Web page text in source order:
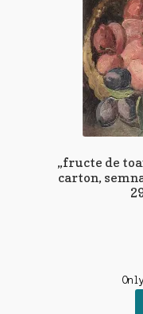
„fructe de
carton,